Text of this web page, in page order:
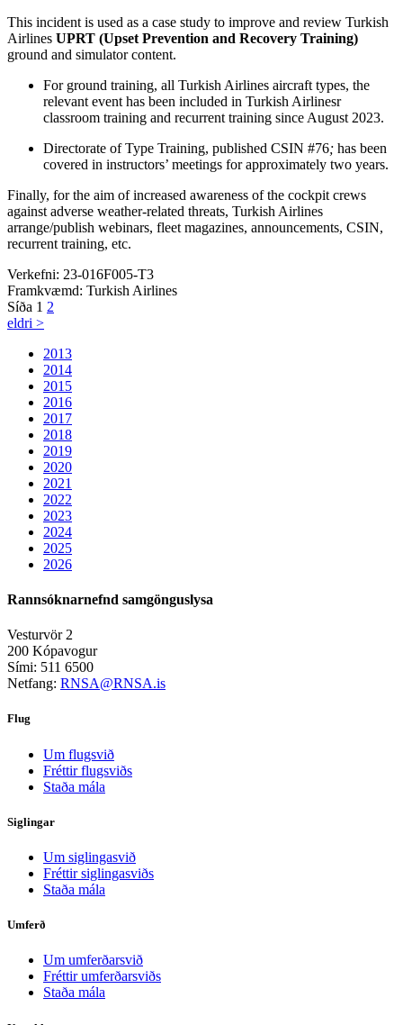
This incident is used as a case study to improve and review Turkish
Airlines UPRT (Upset Prevention and Recovery Training)
ground and simulator content.
For ground training, all Turkish Airlines aircraft types, the
relevant event has been included in Turkish Airlinesr
classroom training and recurrent training since August 2023.
Directorate of Type Training, published CSIN #76; has been
covered in instructors’ meetings for approximately two years.
Finally, for the aim of increased awareness of the cockpit crews
against adverse weather-related threats, Turkish Airlines
arrange/publish webinars, fleet magazines, announcements, CSIN,
recurrent training, etc.
Verkefni: 23-016F005-T3
Framkvæmd: Turkish Airlines
Síða 1 2
eldri >
2013
2014
2015
2016
2017
2018
2019
2020
2021
2022
2023
2024
2025
2026
Rannsóknarnefnd samgönguslysa
Vesturvör 2
200 Kópavogur
Sími: 511 6500
Netfang: RNSA@RNSA.is
Flug
Um flugsvið
Fréttir flugsviðs
Staða mála
Siglingar
Um siglingasvið
Fréttir siglingasviðs
Staða mála
Umferð
Um umferðarsvið
Fréttir umferðarsviðs
Staða mála